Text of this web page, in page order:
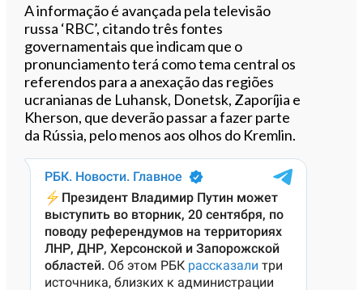
A informação é avançada pela televisão
russa ‘RBC’, citando três fontes
governamentais que indicam que o
pronunciamento terá como tema central os
referendos para a anexação das regiões
ucranianas de Luhansk, Donetsk, Zaporíjia e
Kherson, que deverão passar a fazer parte
da Rússia, pelo menos aos olhos do Kremlin.